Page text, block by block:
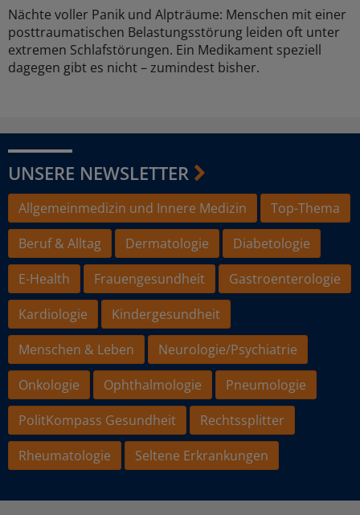
Nächte voller Panik und Alpträume: Menschen mit einer
posttraumatischen Belastungsstörung leiden oft unter
extremen Schlafstörungen. Ein Medikament speziell
dagegen gibt es nicht – zumindest bisher.
UNSERE NEWSLETTER
Allgemeinmedizin und Innere Medizin
Top-Thema
Beruf & Alltag
Dermatologie
Diabetologie
E-Health
Frauengesundheit
Gastroenterologie
Kardiologie
Kindergesundheit
Menschen & Leben
Neurologie/Psychiatrie
Onkologie
Ophthalmologie
Pneumologie
PolitKompass Gesundheit
Rechtssplitter
Rheumatologie
Seltene Erkrankungen